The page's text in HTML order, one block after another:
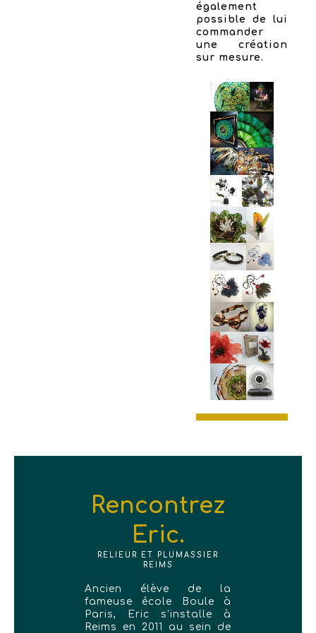
également
possible de lui
commander
une création
sur mesure.
Rencontrez
Eric.
RELIEUR ET PLUMASSIER
REIMS
Ancien élève de la
fameuse école Boule à
Paris, Eric s'installe à
Reims en 2011 au sein de